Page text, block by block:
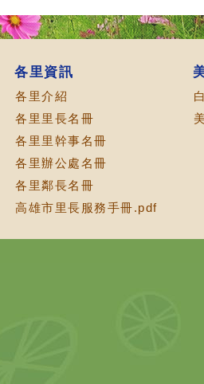
各里資訊
各里介紹
各里里長名冊
各里里幹事名冊
各里辦公處名冊
各里鄰長名冊
高雄市里長服務手冊.pdf